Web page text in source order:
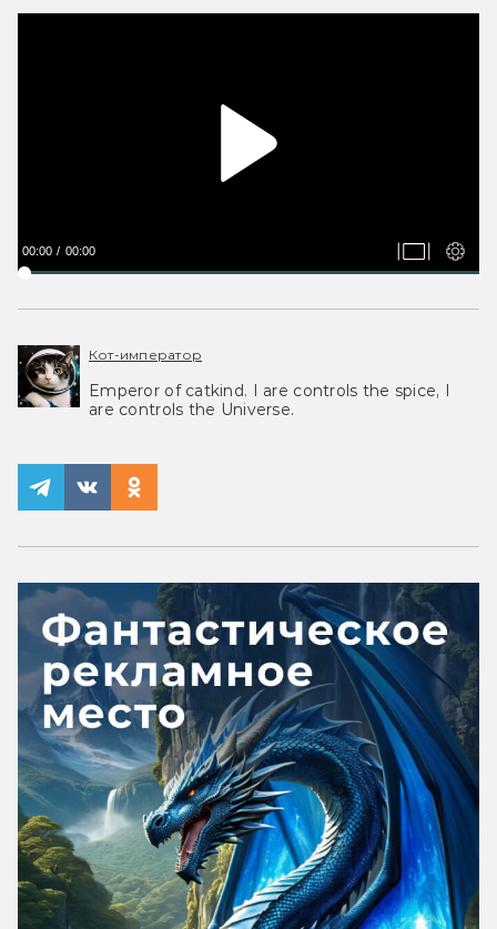
00:00 00:00
Кот-император
Emperor of catkind. I are controls the spice, I
are controls the Universe.